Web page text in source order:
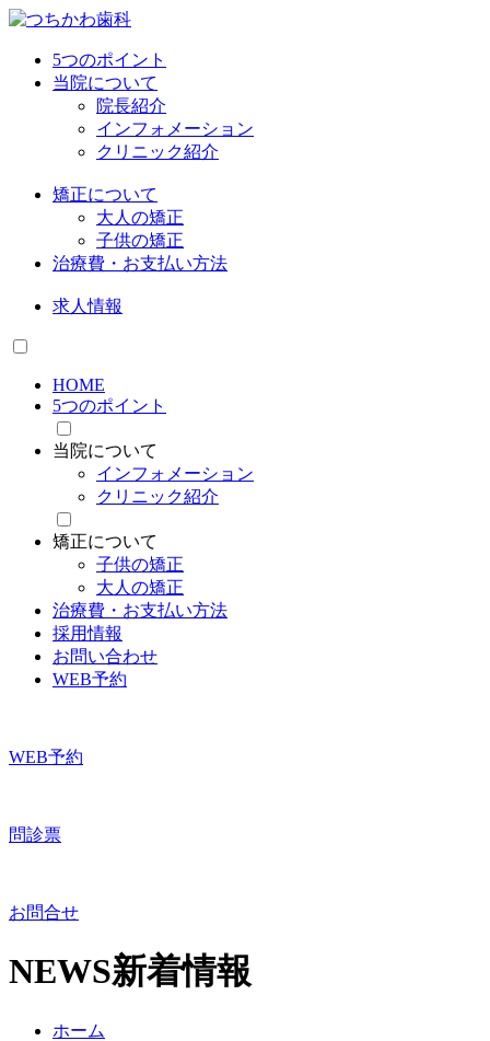
5つのポイント
当院について
院長紹介
インフォメーション
クリニック紹介
矯正について
大人の矯正
子供の矯正
治療費・お支払い方法
求人情報
HOME
5つのポイント
当院について
インフォメーション
クリニック紹介
矯正について
子供の矯正
大人の矯正
治療費・お支払い方法
採用情報
お問い合わせ
WEB予約
WEB予約
問診票
お問合せ
NEWS新着情報
ホーム